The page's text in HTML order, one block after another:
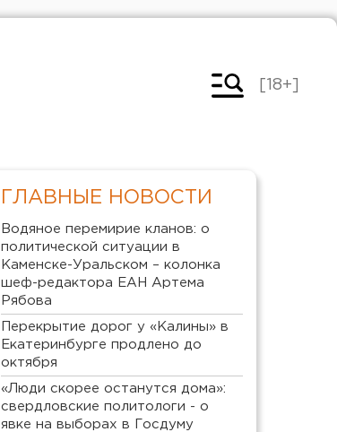
[18+]
ГЛАВНЫЕ НОВОСТИ
Водяное перемирие кланов: о
политической ситуации в
Каменске-Уральском – колонка
шеф-редактора ЕАН Артема
Рябова
Перекрытие дорог у «Калины» в
Екатеринбурге продлено до
октября
«Люди скорее останутся дома»:
свердловские политологи - о
явке на выборах в Госдуму